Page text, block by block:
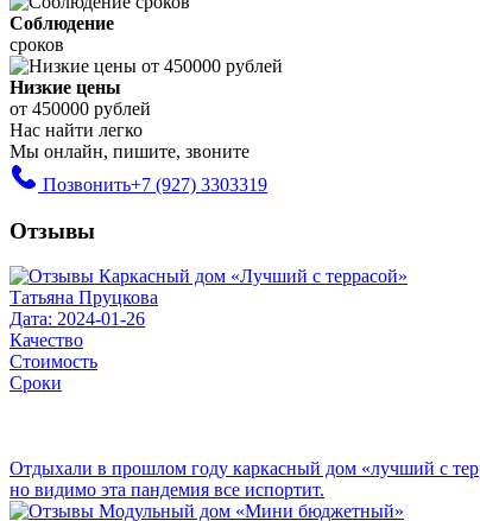
Соблюдение
сроков
Низкие цены
от 450000 рублей
Нас найти легко
Мы онлайн, пишите, звоните
Позвонить+7 (927) 3303319
Отзывы
Татьяна Пруцкова
Дата: 2024-01-26
Качество
Стоимость
Сроки
Отдыхали в прошлом году каркасный дом «лучший с
но видимо эта пандемия все испортит.